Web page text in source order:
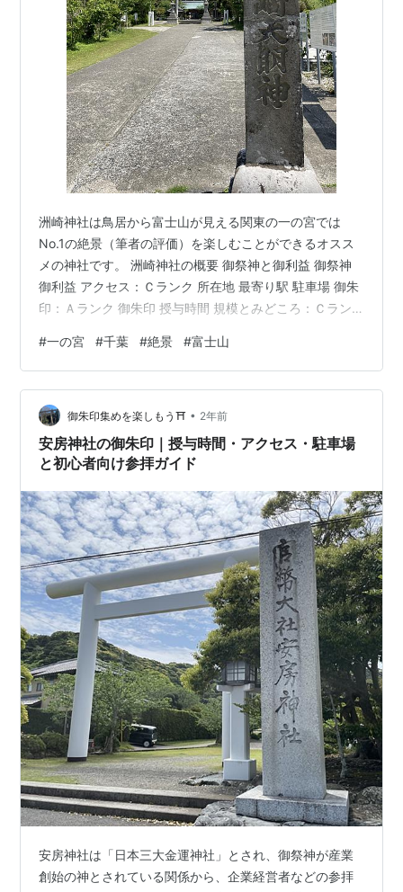
洲崎神社は鳥居から富士山が見える関東の一の宮では
No.1の絶景（筆者の評価）を楽しむことができるオスス
メの神社です。 洲崎神社の概要 御祭神と御利益 御祭神
御利益 アクセス：Ｃランク 所在地 最寄り駅 駐車場 御朱
印：Ａランク 御朱印 授与時間 規模とみどころ：Ｃラン
要 アクセス：Ｃ 御朱印 ：Ｂ 規模 ：Ｃ※ 社格：式内社、
安房国一宮、県社 洲崎神社の社伝『洲崎大明神由緒旧
記』によれば、神武天皇の治世、天富命（安房神社下の
宮の御祭神）が祖母神の天比理乃咩命が持っていた鏡を
神体として、美多良洲山（御手洗山）に祀ったのが洲崎
神社の始まり…
#一の宮 #千葉 #絶景 #富士山
御朱印集めを楽しもう⛩️ • 2年前
安房神社の御朱印｜授与時間・アクセス・駐車場
と初心者向け参拝ガイド
安房神社は「日本三大金運神社」とされ、御祭神が産業
創始の神とされている関係から、企業経営者などの参拝